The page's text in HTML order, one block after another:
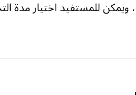
ويمكن للمستفيد اختيار مدة